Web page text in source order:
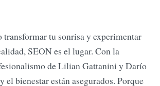
transformar tu sonrisa y experimentar
SEON es el lugar. Con la
de Lilian Gattanini y Darío
el bienestar están asegurados. Porque